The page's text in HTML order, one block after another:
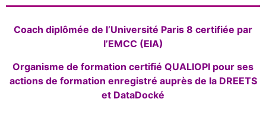
Coach diplômée de l’Université Paris 8 certifiée par
l’EMCC (EIA)
Organisme de formation certifié QUALIOPI pour ses
actions de formation enregistré auprès de la DREETS
et DataDocké